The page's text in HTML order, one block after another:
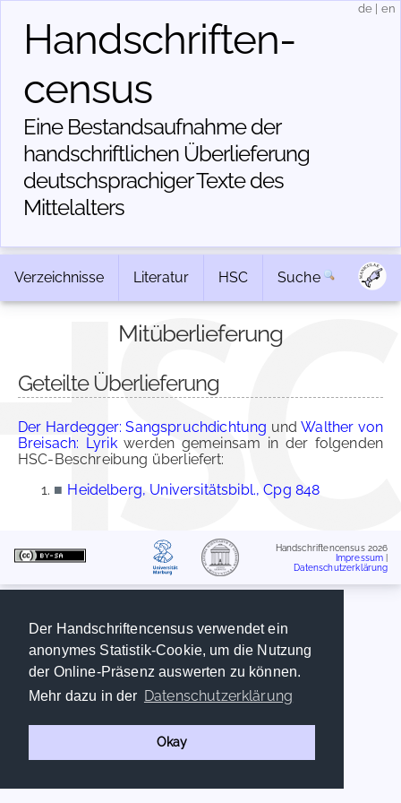
Der Handschriftencensus verwendet ein
anonymes Statistik-Cookie, um die Nutzung
der Online-Präsenz auswerten zu können.
Mehr dazu in der Datenschutzerklärung
Okay
Handschriften­
census
Eine Bestandsaufnahme der
handschriftlichen Über­lieferung
deutschsprachiger Texte des
Mittelalters
de en
Verzeichnisse Literatur HSC Suche
Mitüberlieferung
Geteilte Überlieferung
Der Hardegger: Sangspruchdichtung undWalther von
Breisach: Lyrikwerden gemeinsam in der folgenden
HSC-Beschreibung überliefert:
■ Heidelberg, Universitätsbibl., Cpg 848
Handschriftencensus 2026
Impressum
Datenschutzerklärung